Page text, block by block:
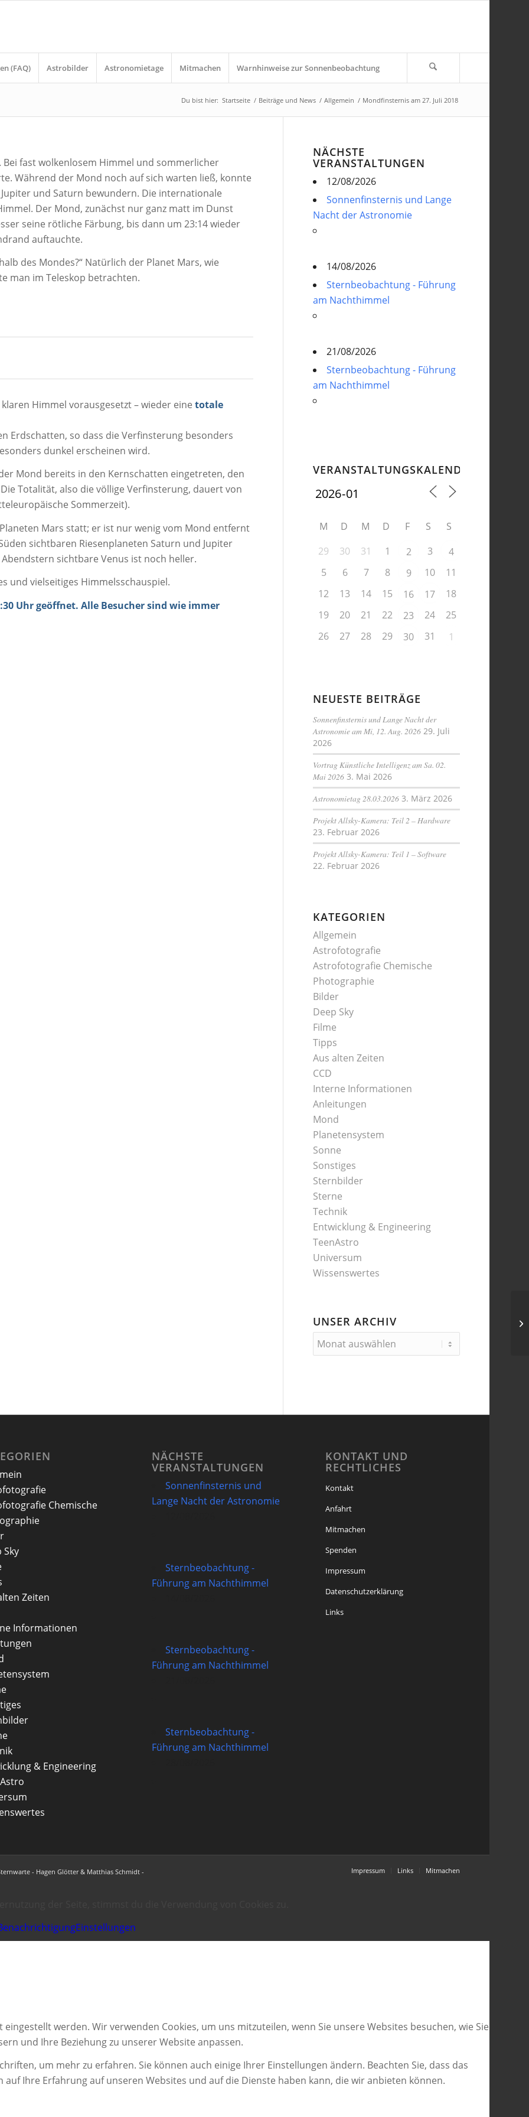
(FAQ) Astrobilder Astronomietage Mitmachen Warnhinweise zur Sonnenbeobachtung
Du bist hier: Startseite / Beiträge und News / Allgemein / Mondfinsternis am 27. Juli 2018
fast wolkenlosem Himmel und sommerlicher
Während der Mond noch auf sich warten ließ, konnte
und Saturn bewundern. Die internationale
Der Mond, zunächst nur ganz matt im Dunst
seine rötliche Färbung, bis dann um 23:14 wieder
auftauchte.
des Mondes?“ Natürlich der Planet Mars, wie
man im Teleskop betrachten.
klaren Himmel vorausgesetzt – wieder einetotale
Erdschatten, so dass die Verfinsterung besonders
dunkel erscheinen wird.
Mond bereits in den Kernschatten eingetreten, den
Totalität, also die völlige Verfinsterung, dauert von
Sommerzeit).
Mars statt; er ist nur wenig vom Mond entfernt
sichtbaren Riesenplaneten Saturn und Jupiter
sichtbare Venus ist noch heller.
und vielseitiges Himmelsschauspiel.
Uhr geöffnet. Alle Besucher sind wie immer
NÄCHSTE
VERANSTALTUNGEN
12/08/2026
Sonnenfinsternis und Lange
Nacht der Astronomie
14/08/2026
Sternbeobachtung - Führung
am Nachthimmel
21/08/2026
Sternbeobachtung - Führung
am Nachthimmel
VERANSTALTUNGSKALENDER
M D M D F S
S
29
30 31 1 2 3
4
5
6 7 8 9 10
11
12
13 14 15 16 17
18
19
20 21 22 23 24
25
26
27 28 29 30 31 1
NEUESTE BEITRÄGE
Sonnenfinsternis und Lange Nacht der
Astronomie am Mi, 12. Aug. 2026 29. Juli
2026
Vortrag Künstliche Intelligenz am Sa. 02.
Mai 2026 3. Mai 2026
Astronomietag 28.03.2026 3. März 2026
Projekt Allsky-Kamera: Teil 2 – Hardware
23. Februar 2026
Projekt Allsky-Kamera: Teil 1 – Software
22. Februar 2026
KATEGORIEN
Allgemein
Astrofotografie
Astrofotografie Chemische
Photographie
Bilder
Deep Sky
Filme
Tipps
Aus alten Zeiten
CCD
Interne Informationen
Anleitungen
Mond
Planetensystem
Sonne
Sonstiges
Sternbilder
Sterne
Technik
Entwicklung & Engineering
TeenAstro
Universum
Wissenswertes
UNSER ARCHIV
Chemische
Sky
Zeiten
Informationen
& Engineering
NÄCHSTE
VERANSTALTUNGEN
Sonnenfinsternis und
Lange Nacht der Astronomie
Sternbeobachtung -
Führung am Nachthimmel
Sternbeobachtung -
Führung am Nachthimmel
Sternbeobachtung -
Führung am Nachthimmel
KONTAKT UND
RECHTLICHES
Kontakt
Anfahrt
Mitmachen
Spenden
Impressum
Datenschutzerklärung
Links
- Hagen Glötter & Matthias Schmidt - Impressum Links Mitmachen
Einstellungen
werden. Wir verwenden Cookies, um uns mitzuteilen, wenn Sie unsere Websites besuchen, wie Sie
und Ihre Beziehung zu unserer Website anpassen.
um mehr zu erfahren. Sie können auch einige Ihrer Einstellungen ändern. Beachten Sie, dass das
Ihre Erfahrung auf unseren Websites und auf die Dienste haben kann, die wir anbieten können.